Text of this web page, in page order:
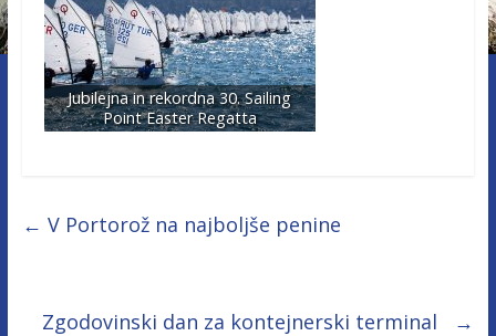
Jubilejna in rekordna 30. Sailing
Point Easter Regatta
← V Portorož na najboljše penine
Zgodovinski dan za kontejnerski terminal →